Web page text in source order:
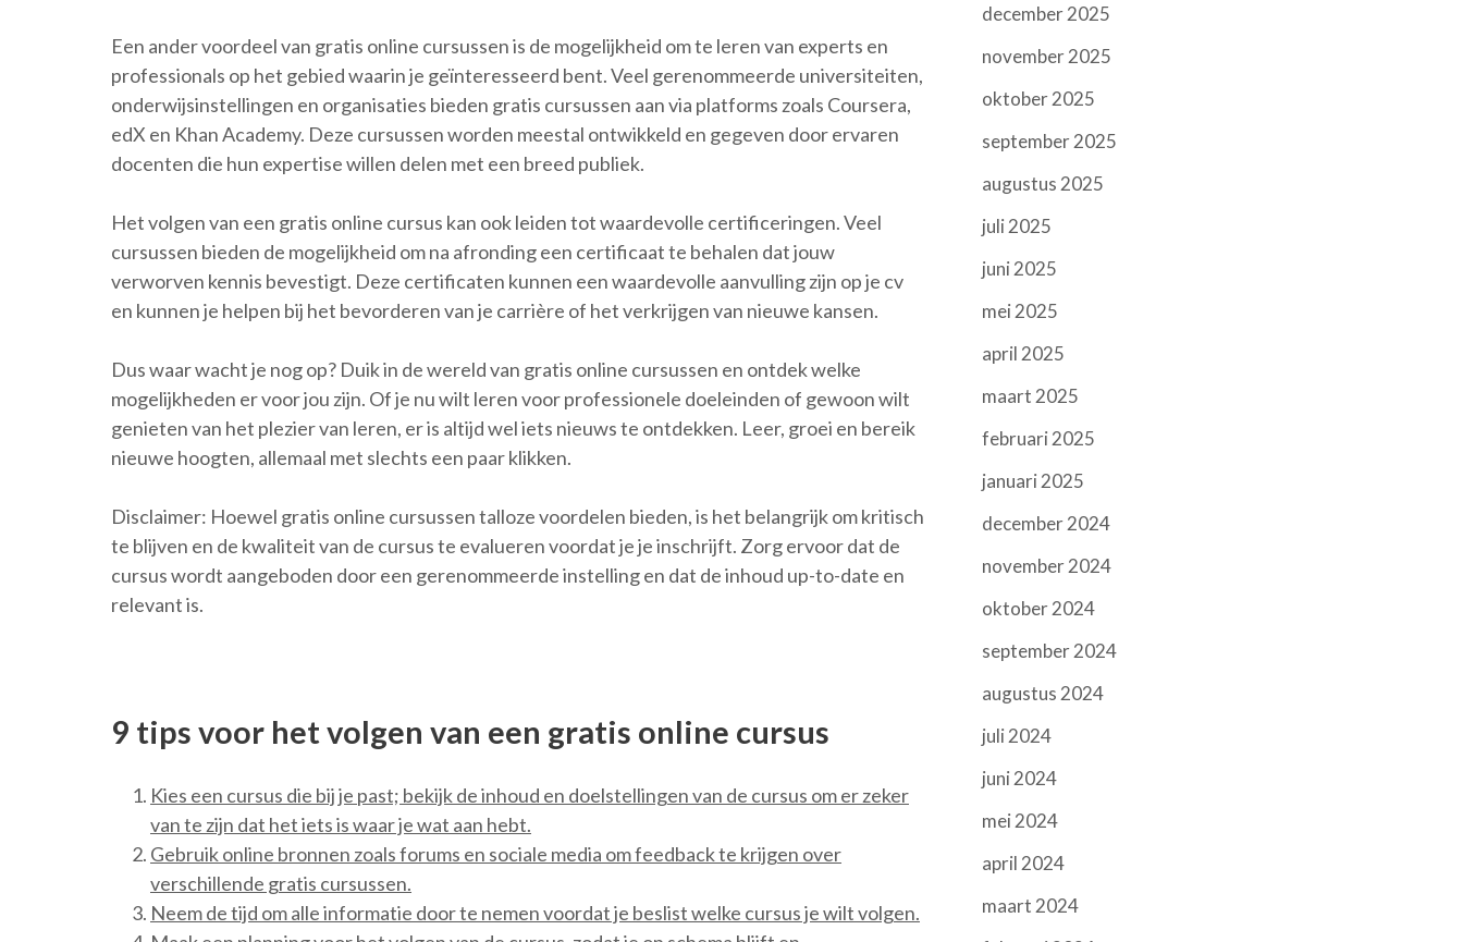
Een ander voordeel van gratis online cursussen is de mogelijkheid om te leren van experts en
professionals op het gebied waarin je geïnteresseerd bent. Veel gerenommeerde universiteiten,
onderwijsinstellingen en organisaties bieden gratis cursussen aan via platforms zoals Coursera,
edX en Khan Academy. Deze cursussen worden meestal ontwikkeld en gegeven door ervaren
docenten die hun expertise willen delen met een breed publiek.
Het volgen van een gratis online cursus kan ook leiden tot waardevolle certificeringen. Veel
cursussen bieden de mogelijkheid om na afronding een certificaat te behalen dat jouw
verworven kennis bevestigt. Deze certificaten kunnen een waardevolle aanvulling zijn op je cv
en kunnen je helpen bij het bevorderen van je carrière of het verkrijgen van nieuwe kansen.
Dus waar wacht je nog op? Duik in de wereld van gratis online cursussen en ontdek welke
mogelijkheden er voor jou zijn. Of je nu wilt leren voor professionele doeleinden of gewoon wilt
genieten van het plezier van leren, er is altijd wel iets nieuws te ontdekken. Leer, groei en bereik
nieuwe hoogten, allemaal met slechts een paar klikken.
Disclaimer: Hoewel gratis online cursussen talloze voordelen bieden, is het belangrijk om kritisch
te blijven en de kwaliteit van de cursus te evalueren voordat je je inschrijft. Zorg ervoor dat de
cursus wordt aangeboden door een gerenommeerde instelling en dat de inhoud up-to-date en
relevant is.
9 tips voor het volgen van een gratis online cursus
Kies een cursus die bij je past; bekijk de inhoud en doelstellingen van de cursus om er zeker
van te zijn dat het iets is waar je wat aan hebt.
Gebruik online bronnen zoals forums en sociale media om feedback te krijgen over
verschillende gratis cursussen.
Neem de tijd om alle informatie door te nemen voordat je beslist welke cursus je wilt volgen.
december 2025
november 2025
oktober 2025
september 2025
augustus 2025
juli 2025
juni 2025
mei 2025
april 2025
maart 2025
februari 2025
januari 2025
december 2024
november 2024
oktober 2024
september 2024
augustus 2024
juli 2024
juni 2024
mei 2024
april 2024
maart 2024